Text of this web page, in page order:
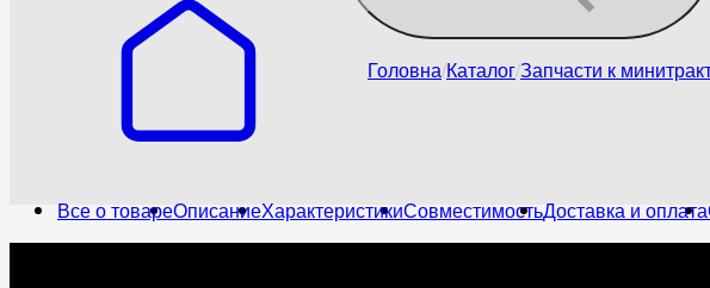
Головна КаталогЗапчасти к
Все о товареОписаниеХарактеристикиСовместимостьДоставка и оплата